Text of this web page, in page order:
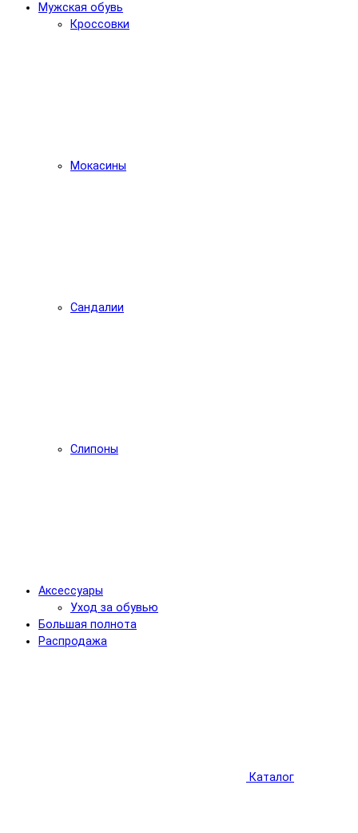
Мужская обувь
Кроссовки
Мокасины
Сандалии
Слипоны
Аксессуары
Уход за обувью
Большая полнота
Распродажа
Каталог